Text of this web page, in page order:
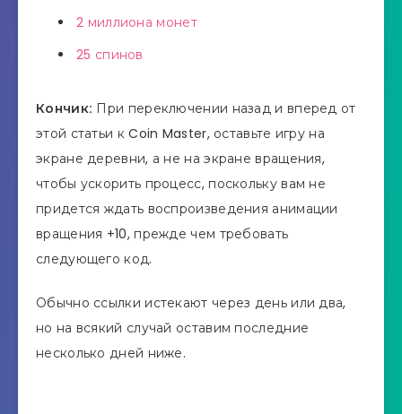
2 миллиона монет
25 спинов
Кончик: При переключении назад и вперед от
этой статьи к Coin Master, оставьте игру на
экране деревни, а не на экране вращения,
чтобы ускорить процесс, поскольку вам не
придется ждать воспроизведения анимации
вращения +10, прежде чем требовать
следующего код.
Обычно ссылки истекают через день или два,
но на всякий случай оставим последние
несколько дней ниже.